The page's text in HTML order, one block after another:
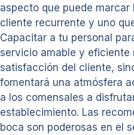
aspecto que puede
cliente recurrente y uno
Capacitar a tu personal
servicio amable y eficiente
satisfacción del cliente,
fomentará una atmósfera
a los comensales a
establecimiento. Las
boca son poderosas en el